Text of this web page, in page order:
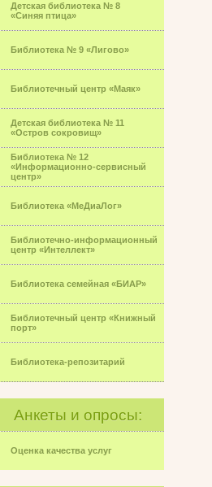
Детская библиотека № 8
«Синяя птица»
Библиотека № 9 «Лигово»
Библиотечный центр «Маяк»
Детская библиотека № 11
«Остров сокровищ»
Библиотека № 12
«Информационно-сервисный
центр»
Библиотека «МеДиаЛог»
Библиотечно-информационный
центр «Интеллект»
Библиотека семейная «БИАР»
Библиотечный центр «Книжный
порт»
Библиотека-репозитарий
Анкеты и опросы:
Оценка качества услуг